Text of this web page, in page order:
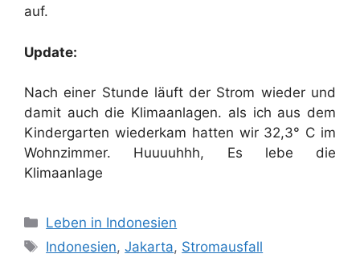
auf.
Update:
Nach einer Stunde läuft der Strom wieder und
damit auch die Klimaanlagen. als ich aus dem
Kindergarten wiederkam hatten wir 32,3° C im
Wohnzimmer. Huuuuhhh, Es lebe die
Klimaanlage
Kategorien
Leben in Indonesien
Schlagwörter
Indonesien,Jakarta, Stromausfall